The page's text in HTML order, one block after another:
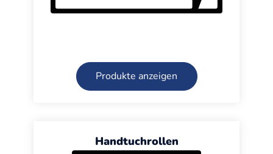
Produkte anzeigen
Handtuchrollen